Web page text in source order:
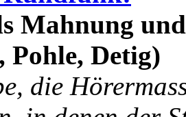
Mahnung
Pohle, Detig)
die